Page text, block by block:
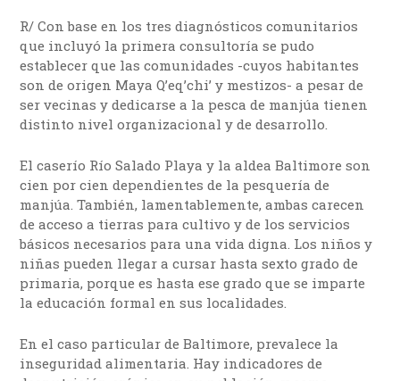
R/ Con base en los tres diagnósticos comunitarios
que incluyó la primera consultoría se pudo
establecer que las comunidades -cuyos habitantes
son de origen Maya Q’eq’chi’ y mestizos- a pesar de
ser vecinas y dedicarse a la pesca de manjúa tienen
distinto nivel organizacional y de desarrollo.
El caserío Río Salado Playa y la aldea Baltimore son
cien por cien dependientes de la pesquería de
manjúa. También, lamentablemente, ambas carecen
de acceso a tierras para cultivo y de los servicios
básicos necesarios para una vida digna. Los niños y
niñas pueden llegar a cursar hasta sexto grado de
primaria, porque es hasta ese grado que se imparte
la educación formal en sus localidades.
En el caso particular de Baltimore, prevalece la
inseguridad alimentaria. Hay indicadores de